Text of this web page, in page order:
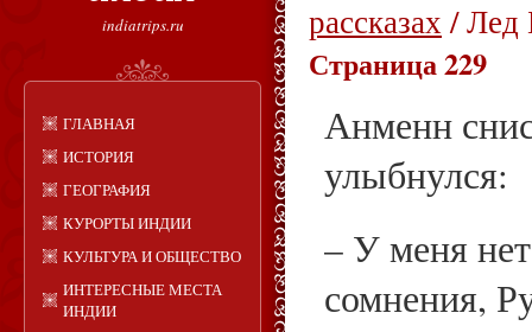
indiatrips.ru
ГЛАВНАЯ
ИСТОРИЯ
ГЕОГРАФИЯ
КУРОРТЫ ИНДИИ
КУЛЬТУРА И ОБЩЕСТВО
ИНТЕРЕСНЫЕ МЕСТА
ИНДИИ
рассказах/ Лед
Страница 229
Анменн
улыбнулся:
– У меня
сомнения,